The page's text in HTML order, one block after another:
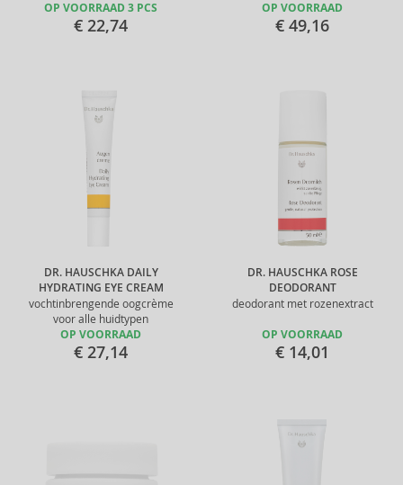
OP VOORRAAD 3 PCS
€ 22,74
OP VOORRAAD
€ 49,16
DR. HAUSCHKA DAILY
HYDRATING EYE CREAM
vochtinbrengende oogcrème
voor alle huidtypen
OP VOORRAAD
€ 27,14
DR. HAUSCHKA ROSE
DEODORANT
deodorant met rozenextract
OP VOORRAAD
€ 14,01